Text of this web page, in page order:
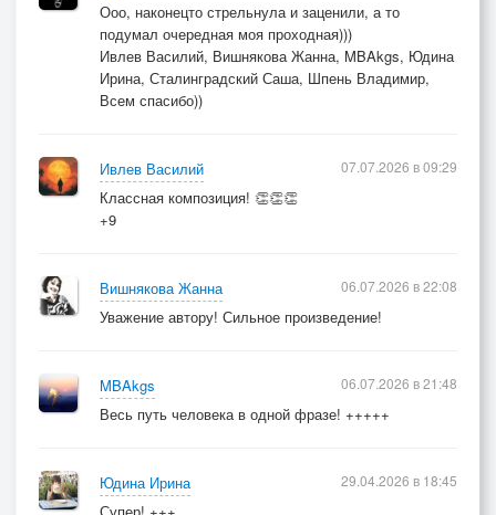
Ооо, наконецто стрельнула и заценили, а то
подумал очередная моя проходная)))
Ивлев Василий, Вишнякова Жанна, MBAkgs, Юдина
Ирина, Сталинградский Саша, Шпень Владимир,
Всем спасибо))
Ивлев Василий
Классная композиция! 👏👏👏
+9
07.07.2026 в 09:29
Вишнякова Жанна
Уважение автору! Сильное произведение!
06.07.2026 в 22:08
MBAkgs
Весь путь человека в одной фразе! +++++
06.07.2026 в 21:48
Юдина Ирина
29.04.2026 в 18:45